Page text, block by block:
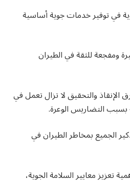
في توفير خدمات جوية أساسية
ومفجعة للثقة في الطيران
والتحقيق لا تزال تعمل في
التضاريس الوعرة.
الجميع بمخاطر الطيران في
تعزيز معايير السلامة الجوية،